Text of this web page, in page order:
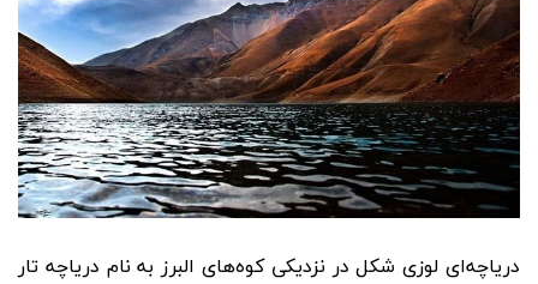
دریاچهای لوزی شکل در نزدیکی کوههای البرز به نام دریاچه تار